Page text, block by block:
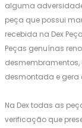
alguma
peça que possui
recebida na Dex
Peças genuínas
desmontada e gera
Na Dex todas as
verificação que